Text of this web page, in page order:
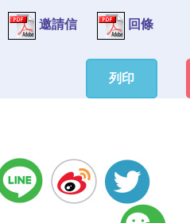
邀請信 回條
列印